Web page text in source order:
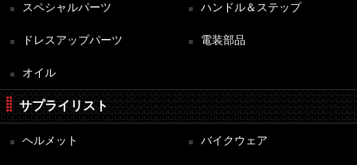
スペシャルパーツ ハンドル＆ステップ
ドレスアップパーツ 電装部品
オイル
サプライリスト
ヘルメット バイクウェア